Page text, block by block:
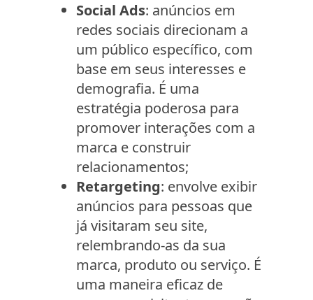
Social Ads: anúncios em
redes sociais direcionam a
um público específico, com
base em seus interesses e
demografia. É uma
estratégia poderosa para
promover interações com a
marca e construir
relacionamentos;
Retargeting: envolve exibir
anúncios para pessoas que
já visitaram seu site,
relembrando-as da sua
marca, produto ou serviço. É
uma maneira eficaz de